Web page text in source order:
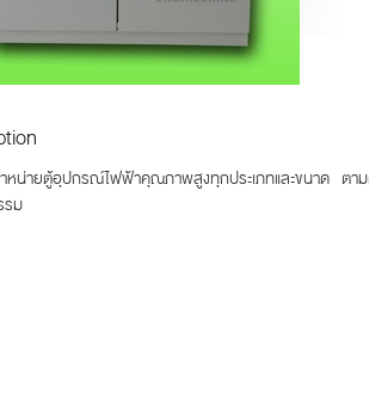
หน่ายตู้อุปกรณ์ไฟฟ้าคุณภาพสูงทุกประเภทและขนาด ตา
รม